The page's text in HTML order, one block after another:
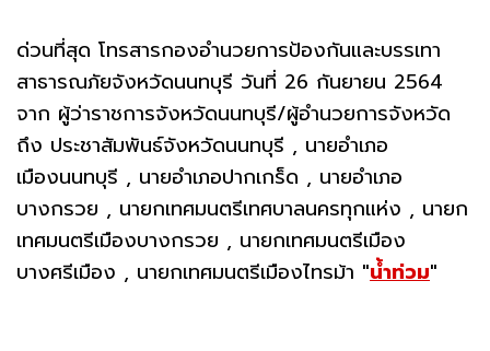
ด่วนที่สุด โทรสารกองอำนวยการป้องกันและบรรเทา
สาธารณภัยจังหวัดนนทบุรี วันที่ 26 กันยายน 2564
จาก ผู้ว่าราชการจังหวัดนนทบุรี/ผู้อำนวยการจังหวัด
ถึง ประชาสัมพันธ์จังหวัดนนทบุรี , นายอำเภอ
เมืองนนทบุรี , นายอำเภอปากเกร็ด , นายอำเภอ
บางกรวย , นายกเทศมนตรีเทศบาลนครทุกแห่ง , นายก
เทศมนตรีเมืองบางกรวย , นายกเทศมนตรีเมือง
บางศรีเมือง , นายกเทศมนตรีเมืองไทรม้า "น้ำท่วม"